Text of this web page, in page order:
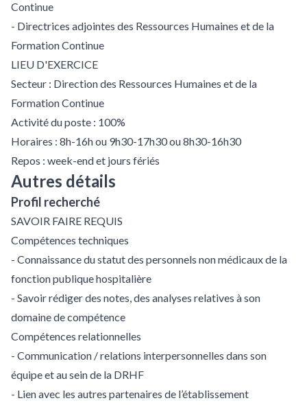
Continue
- Directrices adjointes des Ressources Humaines et de la
Formation Continue
LIEU D'EXERCICE
Secteur : Direction des Ressources Humaines et de la
Formation Continue
Activité du poste : 100%
Horaires : 8h-16h ou 9h30-17h30 ou 8h30-16h30
Repos : week-end et jours fériés
Autres détails
Profil recherché
SAVOIR FAIRE REQUIS
Compétences techniques
- Connaissance du statut des personnels non médicaux de la
fonction publique hospitalière
- Savoir rédiger des notes, des analyses relatives à son
domaine de compétence
Compétences relationnelles
- Communication / relations interpersonnelles dans son
équipe et au sein de la DRHF
- Lien avec les autres partenaires de l’établissement